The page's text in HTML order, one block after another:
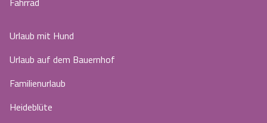
Urlaub mit Hund
Urlaub auf dem Bauernhof
Familienurlaub
Heideblüte